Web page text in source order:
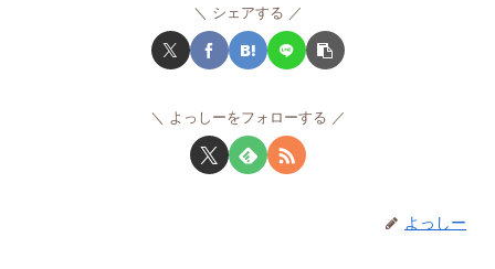
シェアする
よっしーをフォローする
よっしー